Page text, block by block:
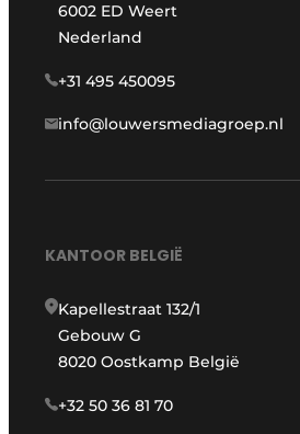
6002 ED Weert
Nederland
+31 495 450095
info@louwersmediagroep.nl
KANTOOR BELGIË
Kapellestraat 132/1
Gebouw G
8020 Oostkamp België
+32 50 36 81 70